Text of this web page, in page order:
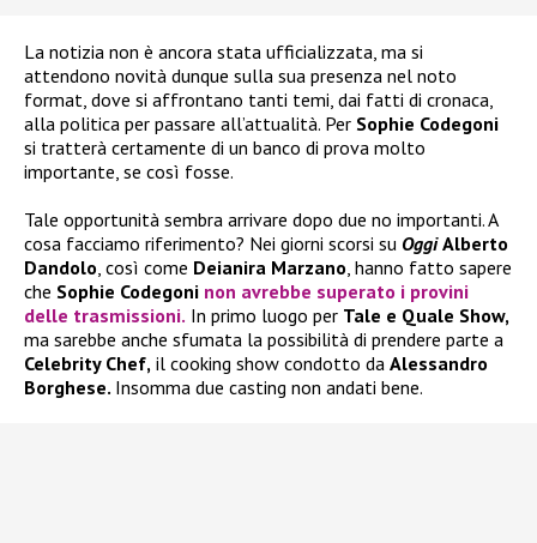
La notizia non è ancora stata ufficializzata, ma si
attendono novità dunque sulla sua presenza nel noto
format, dove si affrontano tanti temi, dai fatti di cronaca,
alla politica per passare all’attualità. Per Sophie Codegoni
si tratterà certamente di un banco di prova molto
importante, se così fosse.
Tale opportunità sembra arrivare dopo due no importanti. A
cosa facciamo riferimento? Nei giorni scorsi su Oggi Alberto
Dandolo, così come Deianira Marzano, hanno fatto sapere
che Sophie Codegoni non avrebbe superato i provini
delle trasmissioni. In primo luogo per Tale e Quale Show,
ma sarebbe anche sfumata la possibilità di prendere parte a
Celebrity Chef, il cooking show condotto da Alessandro
Borghese. Insomma due casting non andati bene.